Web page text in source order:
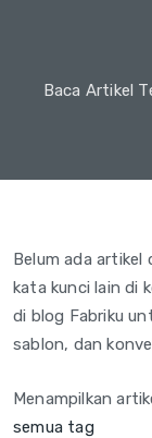
Baca Artikel
Belum ada artikel
kata kunci lain di
di blog Fabriku
sablon, dan
Menampilkan
semua tag